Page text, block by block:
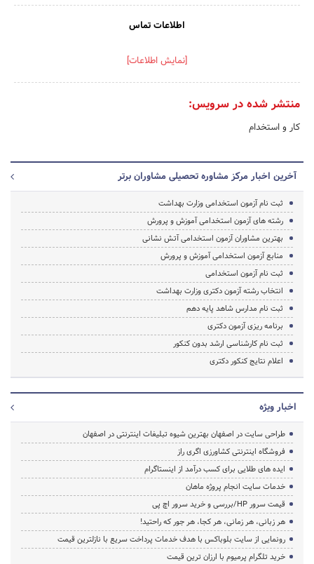
اطلاعات تماس
[نمایش اطلاعات]
منتشر شده در سرویس:
کار و استخدام
آخرین اخبار مرکز مشاوره تحصیلی مشاوران برتر
ثبت نام آزمون استخدامی وزارت بهداشت
رشته های آزمون استخدامی آموزش و پرورش
بهترین مشاوران آزمون استخدامی آتش نشانی
منابع آزمون استخدامی آموزش و پرورش
ثبت نام آزمون استخدامی
انتخاب رشته آزمون دکتری وزارت بهداشت
ثبت نام مدارس شاهد پایه دهم
برنامه ریزی آزمون دکتری
ثبت نام کارشناسی ارشد بدون کنکور
اعلام نتایج کنکور دکتری
اخبار ویژه
طراحی سایت در اصفهان بهترین شیوه تبلیغات اینترنتی در اصفهان
فروشگاه اینترنتی کشاورزی اگری راز
ایده های طلایی برای کسب درآمد از اینستاگرام
خدمات سایت انجام پروژه ماهان
قیمت سرور HP/بررسی و خرید سرور اچ پی
هر زبانی، هر زمانی، هر کجا، هر جور که راحتید!
رونمایی از سایت بلوباکس با هدف خدمات پرداخت سریع با نازلترین قیمت
خرید تلگرام پرمیوم با ارزان ترین قیمت